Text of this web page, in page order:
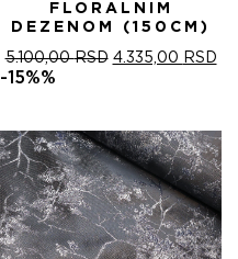
FLORALNIM
DEZENOM (150CM)
5.100,00RSD ОРИГИНАЛНА
5.100,00 RSD.
4.335,00 RSD
-15%%